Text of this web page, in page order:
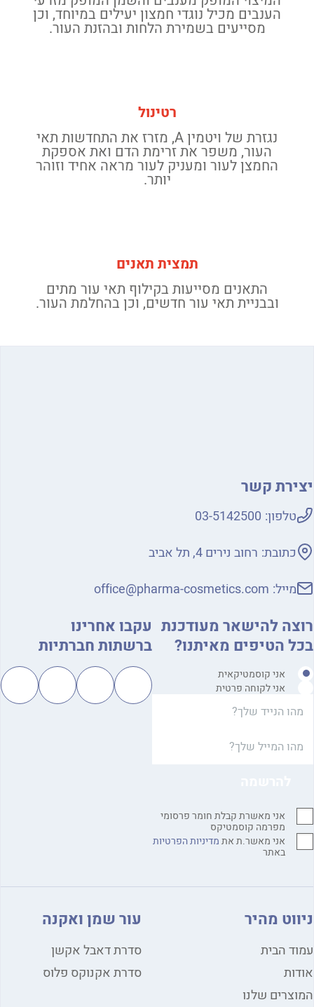
הענבים מכיל נוגדי חמצון יעילים במיוחד, וכן
מסייעים בשמירת הלחות ובהזנת העור.
רטינול
נגזרת של ויטמין A, מזרז את התחדשות תאי
העור, משפר את זרימת הדם ואת אספקת
החמצן לעור ומעניק לעור מראה אחיד וזוהר
יותר.
תמצית תאנים
התאנים מסייעות בקילוף תאי עור מתים
ובבניית תאי עור חדשים, וכן בהחלמת העור.
יצירת קשר
טלפון: 03-5142500
כתובת: רחוב נירים 4, תל אביב
מייל: office@pharma-cosmetics.com
רוצה להישאר מעודכנת
בכל הטיפים מאיתנו?
אני קוסמטיקאית
אני לקוחה פרטית
אני מאשרת קבלת חומר פרסומי
מפרמה קוסמטיקס
אני מאשר.ת אתמדיניות הפרטיות
באתר
עקבו אחרינו
ברשתות חברתיות
ניווט מהיר
עמוד הבית
אודות
המוצרים שלנו
עור שמן ואקנה
סדרת דאבל אקשן
סדרת אקנוקס פלוס